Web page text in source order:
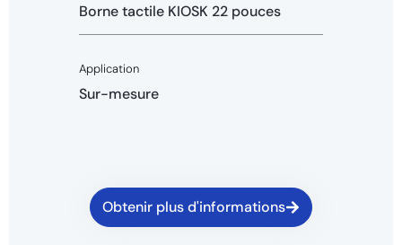
Borne tactile KIOSK 22 pouces
Application
Sur-mesure
Obtenir plus d'informations